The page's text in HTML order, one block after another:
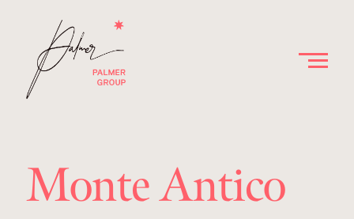
Monte Antico